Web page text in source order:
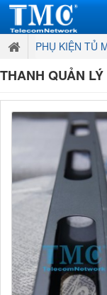
PHỤ KIỆN TỦ
THANH QUẢN